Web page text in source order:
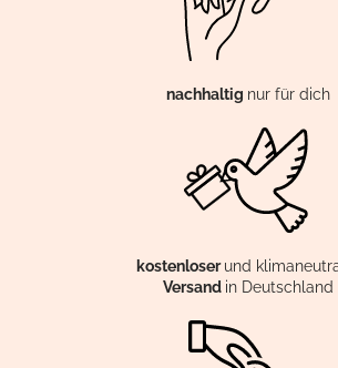
nachhaltig nur für dich
kostenloserund
Versand in Deutschland